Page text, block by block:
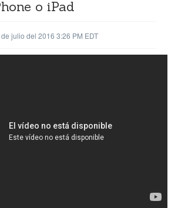
o iPad
julio del 2016 3:26 PM EDT